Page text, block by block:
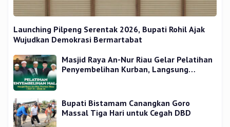
Launching Pilpeng Serentak 2026, Bupati Rohil Ajak
Wujudkan Demokrasi Bermartabat
Masjid Raya An-Nur Riau Gelar Pelatihan
Penyembelihan Kurban, Langsung
Bupati Bistamam Canangkan Goro
Massal Tiga Hari untuk Cegah DBD